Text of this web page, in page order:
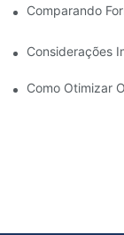
Comparando
Considerações
Como Otimizar